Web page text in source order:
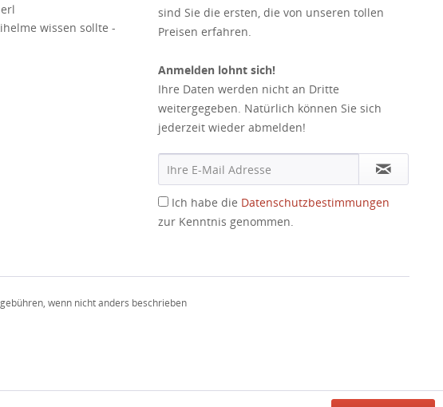
wissen sollte -
sind Sie die ersten, die von unseren tollen
Preisen erfahren.
Anmelden lohnt sich!
Ihre Daten werden nicht an Dritte
weitergegeben. Natürlich können Sie sich
jederzeit wieder abmelden!
Ich habe die Datenschutzbestimmungen
zur Kenntnis genommen.
wenn nicht anders beschrieben